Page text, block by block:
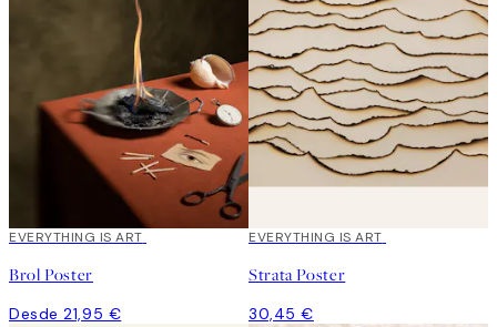
EVERYTHING IS ART
Brol Poster
Desde 21,95 €
EVERYTHING IS ART
Strata Poster
30,45 €